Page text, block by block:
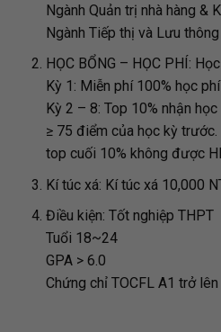
Ngành Quản trị nhà hàng &
Ngành Tiếp thị và Lưu
HỌC BỔNG – HỌC PHÍ:
Kỳ 1: Miễn phí 100% học
Kỳ 2 – 8: Top 10% nhận
≥ 75 điểm của học kỳ trước.
top cuối 10% không được
Kí túc xá: Kí túc xá 10,000
Điều kiện: Tốt nghiệp THPT
Tuổi 18~24
GPA > 6.0
Chứng chỉ TOCFL A1 trở lên